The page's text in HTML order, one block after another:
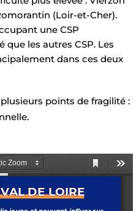
(Loir-et-Cher).
une CSP
les autres CSP. Les
dans ces deux
points de fragilité :